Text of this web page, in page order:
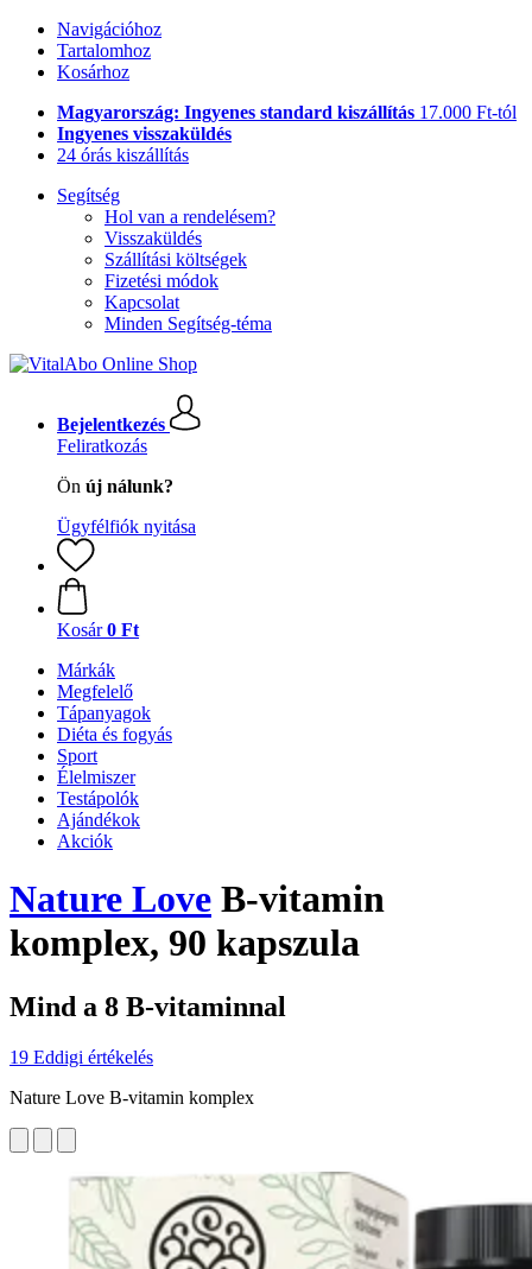
Navigációhoz
Tartalomhoz
Kosárhoz
Magyarország: Ingyenes standard kiszállítás 17.000 Ft-tól
Ingyenes visszaküldés
24 órás kiszállítás
Segítség
Hol van a rendelésem?
Visszaküldés
Szállítási költségek
Fizetési módok
Kapcsolat
Minden Segítség-téma
Bejelentkezés
Feliratkozás
Ön új nálunk?
Ügyfélfiók nyitása
Kosár 0 Ft
Márkák
Megfelelő
Tápanyagok
Diéta és fogyás
Sport
Élelmiszer
Testápolók
Ajándékok
Akciók
Nature Love B-vitamin
komplex, 90 kapszula
Mind a 8 B-vitaminnal
19 Eddigi értékelés
Nature Love B-vitamin komplex